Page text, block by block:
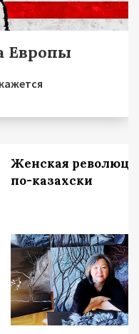
Европы
Женская
по-казахски